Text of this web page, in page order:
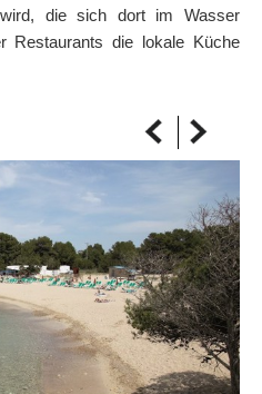
die sich dort im Wasser
Restaurants die lokale Küche